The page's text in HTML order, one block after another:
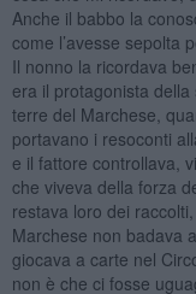
Anche il babbo la
come l’avesse sepolta
Il nonno la ricordava
era il protagonista
terre del Marchese,
portavano i resoconti
e il fattore controllava,
che viveva della forza
restava loro dei
Marchese non badava
giocava a carte nel
non è che ci fosse